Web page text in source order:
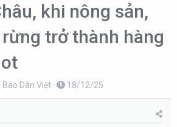
khi nông sản,
trở thành hàng
Dân Việt
N
g
18/12/25